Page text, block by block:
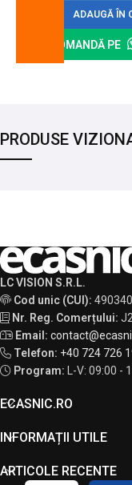
ADAUGĂ ÎN
COMANDĂ PE
PRODUSE
LC VISION S.R.L.
Cod unic (CUI):
Nr. Reg. Comerțului:
Email:
Telefon: +40 724 726
Program:
L-V: 09:00 -
ECASNIC.RO
INFORMAȚII UTILE
ARTICOLE RECENTE